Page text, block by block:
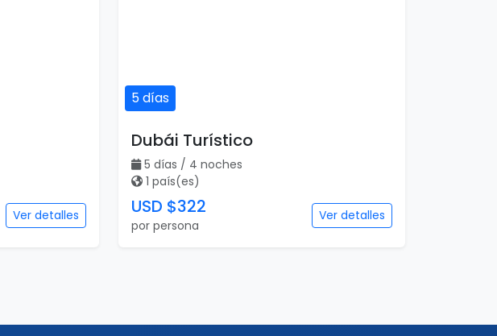
Ver detalles
5 días
Dubái Turístico
5 días / 4 noches
1 país(es)
USD $322
por persona
Ver detalles